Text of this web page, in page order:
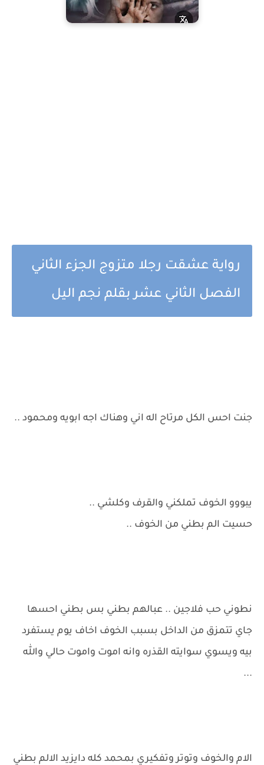
رواية عشقت رجلا متزوج الجزء الثاني
الفصل الثاني عشر بقلم نجم اليل
جنت احس الكل مرتاح اله اني وهناك اجه ابويه ومحمود ..
يبووو الخوف تملكني والقرف وكلشي ..
حسيت الم بطني من الخوف ..
نطوني حب فلاجين .. عبالهم بطني بس بطني احسها
جاي تتمزق من الداخل بسبب الخوف اخاف يوم يستفرد
بيه ويسوي سوايته القذره وانه اموت واموت حالي والله
...
الام والخوف وتوتر وتفكيري بمحمد كله دايزيد الالم بطني